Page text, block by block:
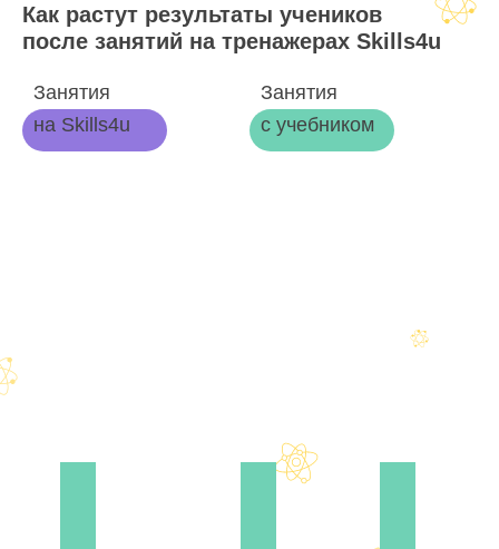
Как растут результаты учеников
после занятий на тренажерах Skills4u
Занятия
на Skills4u
Занятия
с учебником